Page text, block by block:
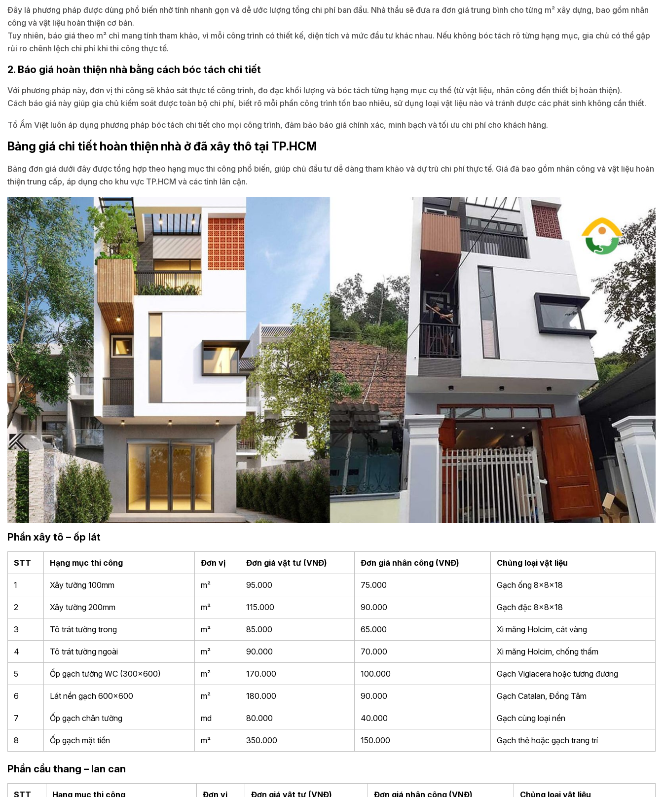
Đây là phương pháp được dùng phổ biến nhờ tính nhanh gọn và dễ ước lượng tổng chi phí ban đầu. Nhà thầu sẽ đưa ra đơn giá trung bình cho từng m² xây dựng, bao gồm nhân
công và vật liệu hoàn thiện cơ bản.
Tuy nhiên, báo giá theo m² chỉ mang tính tham khảo, vì mỗi công trình có thiết kế, diện tích và mức đầu tư khác nhau. Nếu không bóc tách rõ từng hạng mục, gia chủ có thể gặp
rủi ro chênh lệch chi phí khi thi công thực tế.
2. Báo giá hoàn thiện nhà bằng cách bóc tách chi tiết
Với phương pháp này, đơn vị thi công sẽ khảo sát thực tế công trình, đo đạc khối lượng và bóc tách từng hạng mục cụ thể (từ vật liệu, nhân công đến thiết bị hoàn thiện).
Cách báo giá này giúp gia chủ kiểm soát được toàn bộ chi phí, biết rõ mỗi phần công trình tốn bao nhiêu, sử dụng loại vật liệu nào và tránh được các phát sinh không cần thiết.
Tổ Ấm Việt luôn áp dụng phương pháp bóc tách chi tiết cho mọi công trình, đảm bảo báo giá chính xác, minh bạch và tối ưu chi phí cho khách hàng.
Bảng giá chi tiết hoàn thiện nhà ở đã xây thô tại TP.HCM
Bảng đơn giá dưới đây được tổng hợp theo hạng mục thi công phổ biến, giúp chủ đầu tư dễ dàng tham khảo và dự trù chi phí thực tế. Giá đã bao gồm nhân công và vật liệu hoàn
thiện trung cấp, áp dụng cho khu vực TP.HCM và các tỉnh lân cận.
Phần xây tô – ốp lát
STT Hạng mục thi công Đơn vị Đơn giá vật tư (VNĐ) Đơn giá nhân công (VNĐ) Chủng loại vật liệu
1 Xây tường 100mm m² 95.000 75.000 Gạch ống 8x8x18
2 Xây tường 200mm m² 115.000 90.000 Gạch đặc 8x8x18
3 Tô trát tường trong m² 85.000 65.000 Xi măng Holcim, cát vàng
4 Tô trát tường ngoài m² 90.000 70.000 Xi măng Holcim, chống thấm
5 Ốp gạch tường WC (300x600) m² 170.000 100.000 Gạch Viglacera hoặc tương đương
6 Lát nền gạch 600x600 m² 180.000 90.000 Gạch Catalan, Đồng Tâm
7 Ốp gạch chân tường md 80.000 40.000 Gạch cùng loại nền
8 Ốp gạch mặt tiền m² 350.000 150.000 Gạch thẻ hoặc gạch trang trí
Phần cầu thang – lan can
STT Hạng mục thi công Đơn vị Đơn giá vật tư (VNĐ) Đơn giá nhân công (VNĐ) Chủng loại vật liệu